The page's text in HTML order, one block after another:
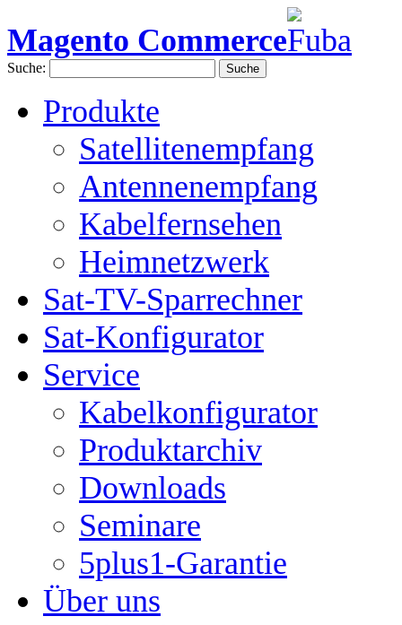
Magento Commerce
Suche: Suche
Produkte
Satellitenempfang
Antennenempfang
Kabelfernsehen
Heimnetzwerk
Sat-TV-Sparrechner
Sat-Konfigurator
Service
Kabelkonfigurator
Produktarchiv
Downloads
Seminare
5plus1-Garantie
Über uns